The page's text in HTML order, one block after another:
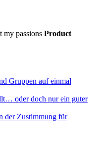
my passions Product
Gruppen auf einmal
oder doch nur ein guter
der Zustimmung für